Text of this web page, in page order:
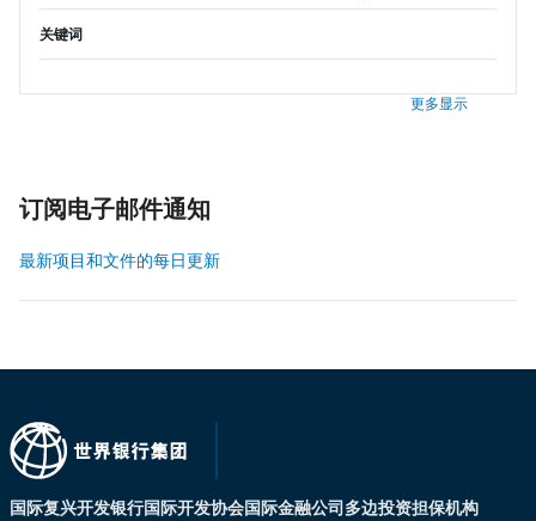
关键词
更多显示
订阅电子邮件通知
最新项目和文件的每日更新
国际复兴开发银行国际开发协会国际金融公司多边投资担保机构